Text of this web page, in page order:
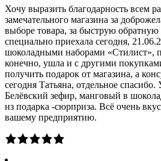
Хочу выразить благодарность всем
замечательного магазина за
выборе товара, за быструю
специально приехала сегодня,
шоколадными наборами «Стилист»,
конечно, ушла и с другими
получить подарок от магазина, а
сегодня Татьяна, отдельное
Белёвский зефир, манговый в
из подарка -сюрприза. Всё очень
вашему предприятию.